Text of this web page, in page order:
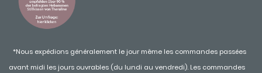
*Nous expédions généralement le jour même les commandes passées
avant midi les jours ouvrables (du lundi au vendredi). Les commandes